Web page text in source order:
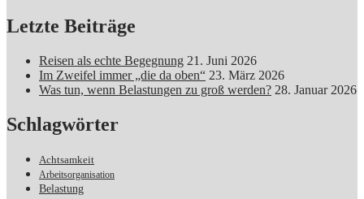
Letzte Beiträge
Reisen als echte Begegnung 21. Juni 2026
Im Zweifel immer „die da oben“ 23. März 2026
Was tun, wenn Belastungen zu groß werden? 28. Januar 2026
Schlagwörter
Achtsamkeit
Arbeitsorganisation
Belastung